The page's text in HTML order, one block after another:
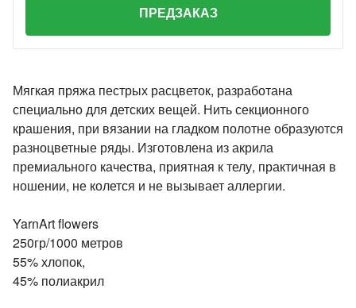
ПРЕДЗАКАЗ
Мягкая пряжа пестрых расцветок, разработана
специально для детских вещей. Нить секционного
крашения, при вязании на гладком полотне образуются
разноцветные ряды. Изготовлена из акрила
премиального качества, приятная к телу, практичная в
ношении, не колется и не вызывает аллергии.
YarnArt flowers
250гр/1000 метров
55% хлопок,
45% полиакрил